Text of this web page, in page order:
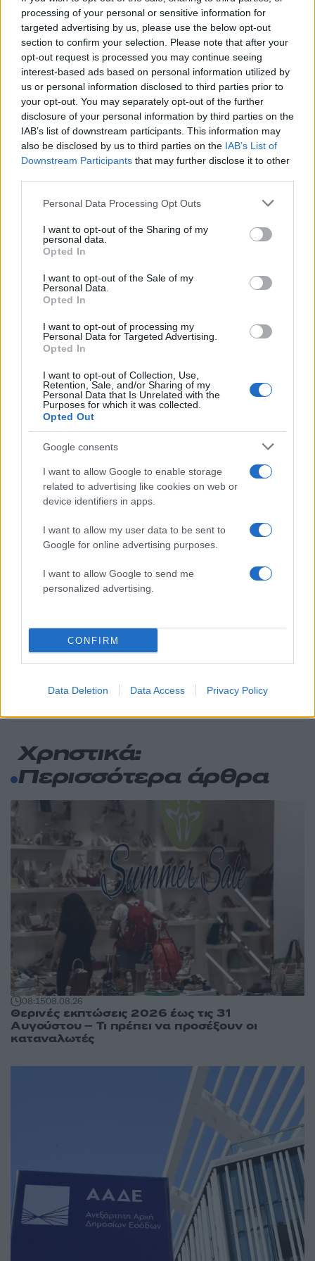
processing of your personal or sensitive information for
targeted advertising by us, please use the below opt-out
section to confirm your selection. Please note that after your
opt-out request is processed you may continue seeing
interest-based ads based on personal information utilized by
us or personal information disclosed to third parties prior to
your opt-out. You may separately opt-out of the further
disclosure of your personal information by third parties on the
IAB’s list of downstream participants. This information may
also be disclosed by us to third parties on the IAB’s List of
Downstream Participants that may further disclose it to other
Please note that this website/app uses one or more Google
not limited to your visit or usage behaviour. You may click to
grant or deny consent to Google and its third-party tags to
use your data for below specified purposes in below Google
consent section.
Personal Data Processing Opt Outs
I want to opt-out of the Sharing of my
personal data.
Opted In
I want to opt-out of the Sale of my
Personal Data.
Opted In
I want to opt-out of processing my
Personal Data for Targeted Advertising.
Opted In
I want to opt-out of Collection, Use,
Retention, Sale, and/or Sharing of my
Personal Data that Is Unrelated with the
Purposes for which it was collected.
Opted Out
Google consents
I want to allow Google to enable storage
related to advertising like cookies on web or
device identifiers in apps.
I want to allow my user data to be sent to
Google for online advertising purposes.
I want to allow Google to send me
personalized advertising.
CONFIRM
Data Deletion Data Access Privacy Policy
Πιο δημοφιλή
1 Marfin: Η 46χρονη πήρε προθεσμία για να
απολογηθεί την Τρίτη – «Είναι αθώα,
συμμετείχε στη διαδήλωση όπως και
100.000 άτομα»
2Σέρρες: Βίντεο ντοκουμέντο από το
οδηγός του φορτηγού κατέγραψε τη
Λένα Σαμαρά: Συγκίνηση στο μνημόσυνο
για τον έναν χρόνο από τον θάνατο της
Γερμανία: Συνελήφθη 31χρονος για τρεις
ανθρωποκτονίες μελών της greek mafia
Έφυγε από τη ζωή η Χριστίνα Πιτουρά,
πρώην σύζυγος του Βασίλη Χιώτη
Πιο σχολιασμένα
Canadair 515: Οι πρώτες εικόνες από την
κατασκευή του αεροσκάφους που θα
επιχειρεί και τη νύχτα στα μέτωπα της
φωτιάς
Βγήκαν ξανά τα μαχαίρια στην Ελπίδα
για τη Δημοκρατία: «Καρυστιανού,
Γρατσία και Γαλανός μετέτρεψαν το
κίνημα σε φοβικό αρχηγικό κόμμα»
Μεταφορές χρημάτων: Πότε μπορεί να
θεωρηθούν δωρεές και να επιβληθεί
φόρος – Τι ισχυεί για τις γονικές παροχές
Απίστευτο κι όμως αληθινό -
Aναστέλλονται τα τακτικά ραντεβού του
γιατρού
52 Στα Χανιά για ολιγοήμερες διακοπές ο
Κυριάκος Μητσοτάκης με την σύζυγό του
Χρηστικά:
Περισσότερα άρθρα
08:1508.08.26
Θερινές εκπτώσεις 2026 έως τις 31
Αυγούστου – Τι πρέπει να προσέξουν οι
καταναλωτές